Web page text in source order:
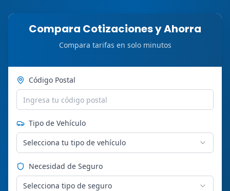
Compara Cotizaciones y Ahorra
Compara tarifas en solo minutos
Código Postal
Tipo de Vehículo
Selecciona tu tipo de vehículo
Necesidad de Seguro
Selecciona tipo de seguro